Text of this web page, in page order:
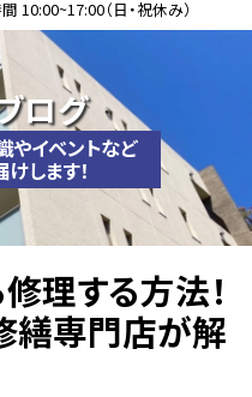
10:00~17:00（日・祝休み）
ログ
やイベントなど
します！
理する方法！
繕専門店が解